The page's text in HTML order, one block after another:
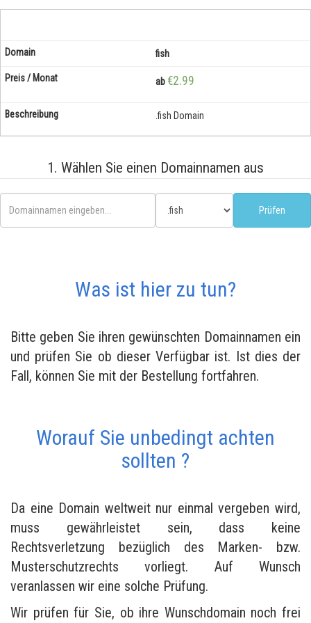
fish
ab€2.99
.fish Domain
1. Wählen Sie einen Domainnamen aus
Was ist hier zu tun?
Bitte geben Sie ihren gewünschten Domainnamen ein
und prüfen Sie ob dieser Verfügbar ist. Ist dies der
Fall, können Sie mit der Bestellung fortfahren.
Worauf Sie unbedingt achten
sollten ?
Da eine Domain weltweit nur einmal vergeben wird,
muss gewährleistet sein, dass keine
Rechtsverletzung bezüglich des Marken- bzw.
Musterschutzrechts vorliegt. Auf Wunsch
veranlassen wir eine solche Prüfung.
Wir prüfen für Sie, ob ihre Wunschdomain noch frei